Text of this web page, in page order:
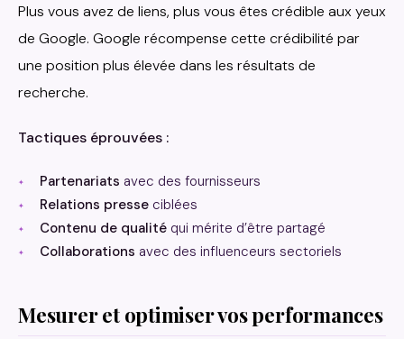
Plus vous avez de liens, plus vous êtes crédible aux yeux
de Google. Google récompense cette crédibilité par
une position plus élevée dans les résultats de
recherche.
Tactiques éprouvées :
Partenariats avec des fournisseurs
Relations presse ciblées
Contenu de qualité qui mérite d’être partagé
Collaborations avec des influenceurs sectoriels
Mesurer et optimiser vos performances